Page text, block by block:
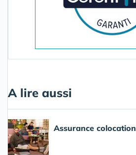
A lire aussi
Assurance colocation